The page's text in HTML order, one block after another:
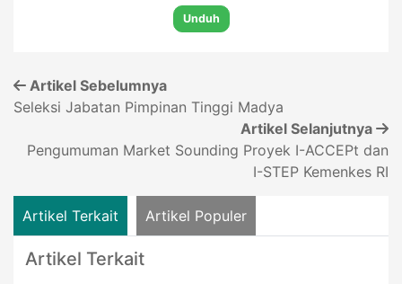
Unduh
Artikel Sebelumnya
Seleksi Jabatan Pimpinan Tinggi Madya
Artikel Selanjutnya
Pengumuman Market Sounding Proyek I-ACCEPt dan
I-STEP Kemenkes RI
Artikel Terkait Artikel Populer
Artikel Terkait